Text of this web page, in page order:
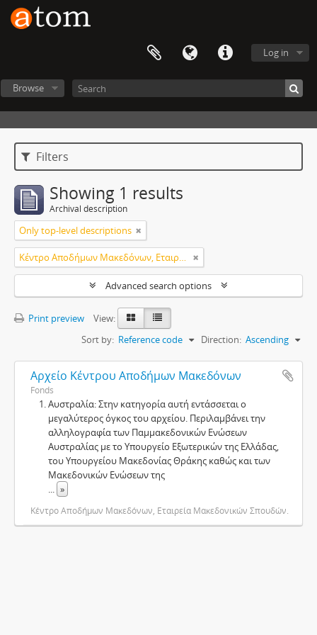
Log in
Browse
Filters
Showing 1 results
Archival description
Only top-level descriptions
Κέντρο Αποδήμων Μακεδόνων, Εταιρεία Μακεδονικών Σπουδών.
Advanced search options
Print preview
View:
Sort by: Reference code Direction: Ascending
Αρχείο Κέντρου Αποδήμων Μακεδόνων
Fonds
Αυστραλία: Στην κατηγορία αυτή εντάσσεται ο
μεγαλύτερος όγκος του αρχείου. Περιλαμβάνει την
αλληλογραφία των Παμμακεδονικών Ενώσεων
Αυστραλίας με το Υπουργείο Εξωτερικών της Ελλάδας,
του Υπουργείου Μακεδονίας Θράκης καθώς και των
Μακεδονικών Ενώσεων της
... »
Κέντρο Αποδήμων Μακεδόνων, Εταιρεία Μακεδονικών Σπουδών.